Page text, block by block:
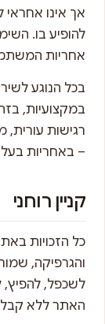
אך אינו אחראי
להופיע בו.
אחריות
בכל הנוגע
במקצועיות,
רגישות עורית,
– באחריות
קניין רוחני
כל הזכויות
והגרפיקה,
לשכפל, להפיץ,
האתר ללא